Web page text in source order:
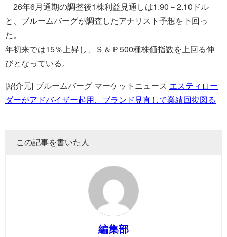
26年6月通期の調整後1株利益見通しは1.90－2.10ドル
と、ブルームバーグが調査したアナリスト予想を下回っ
た。
年初来では15％上昇し、Ｓ＆Ｐ500種株価指数を上回る伸
びとなっている。
[紹介元] ブルームバーグ マーケットニュース エスティロー
ダーがアドバイザー起用、ブランド見直しで業績回復図る
この記事を書いた人
編集部